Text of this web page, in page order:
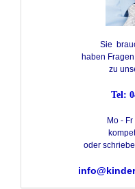
Sie
haben
zu
Tel:
Mo -
oder